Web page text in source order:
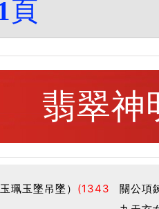
頁
翡翠神
珮玉墜吊墜） (1343
關公項